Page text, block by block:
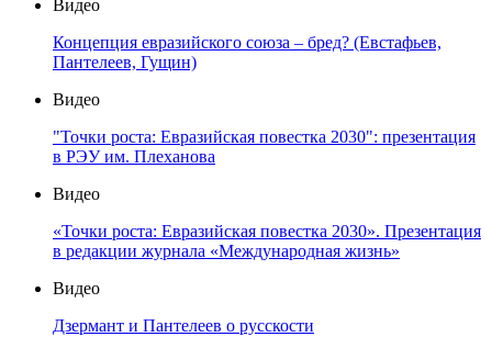
Видео
Концепция евразийского союза – бред? (Евстафьев,
Пантелеев, Гущин)
Видео
"Точки роста: Евразийская повестка 2030": презентация
в РЭУ им. Плеханова
Видео
«Точки роста: Евразийская повестка 2030». Презентация
в редакции журнала «Международная жизнь»
Видео
Дзермант и Пантелеев о русскости